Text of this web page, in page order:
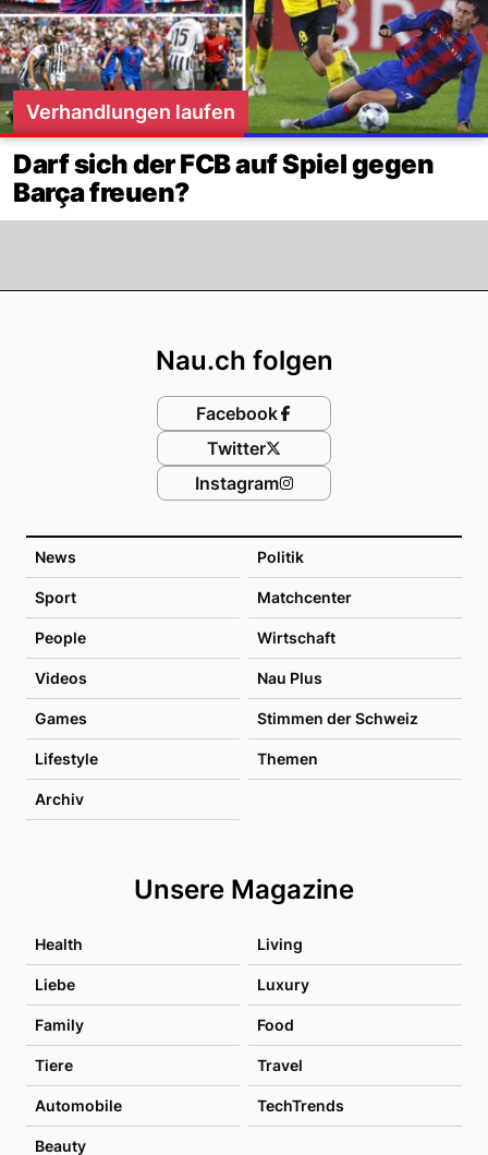
Verhandlungen laufen
Darf sich der FCB auf Spiel gegen
Barça freuen?
News Politik
Sport Matchcenter
People Wirtschaft
Videos Nau Plus
Games Stimmen der Schweiz
Lifestyle Themen
Archiv
Unsere Magazine
Health Living
Liebe Luxury
Family Food
Tiere Travel
Automobile TechTrends
Beauty
Nau.ch folgen
Facebook
Twitter
Instagram